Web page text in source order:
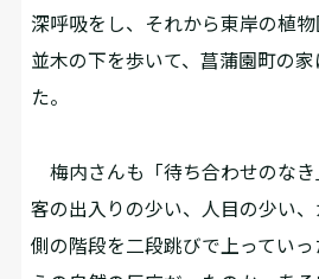
深呼吸をし、それから東岸の植
並木の下を歩いて、菖蒲園町の
た。
梅内さんも「待ち合わせのな
客の出入りの少い、人目の少い
側の階段を二段跳びで上ってい